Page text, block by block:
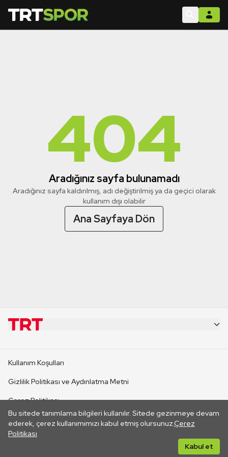
404
Aradığınız sayfa bulunamadı
Aradığınız sayfa kaldırılmış, adı değiştirilmiş ya da geçici olarak
kullanım dışı olabilir
Ana Sayfaya Dön
Bu sitede tanımlama bilgileri kullanılır. Sitede gezinmeye devam
ederek, çerez kullanımımızı kabul etmiş olursunuz.Çerez
Politikası
Kabul et
CANLI YAYINLAR
Kullanım Koşulları
Gizlilik Politikası ve Aydınlatma Metni
Çerez Politikası
İletişim
Her hakkı saklıdır. ©2026 TRT. Bağlantı yoluyla gidilen dış